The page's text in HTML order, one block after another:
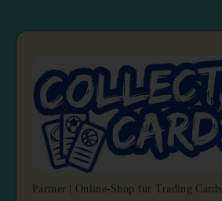
Partner | Online-Shop für Trading Cards